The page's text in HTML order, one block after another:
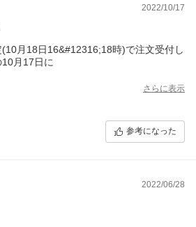
2022/10/17
月18日16&#12316;18時)で注文受付し
月17日に
さらに表示
参考になった
2022/06/28